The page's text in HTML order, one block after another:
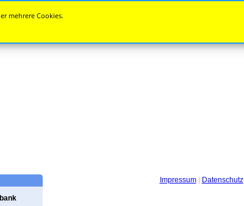
Impressum| Datenschutz
mehrere Cookies.